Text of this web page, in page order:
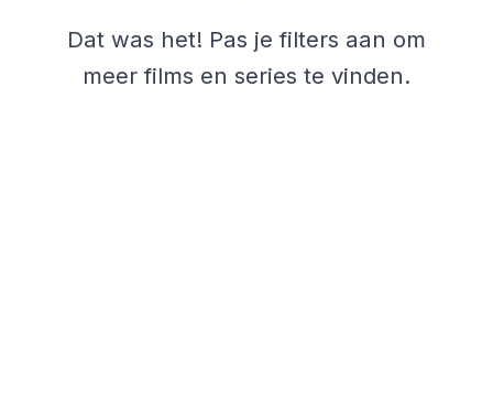
Dat was het! Pas je filters aan om
meer films en series te vinden.